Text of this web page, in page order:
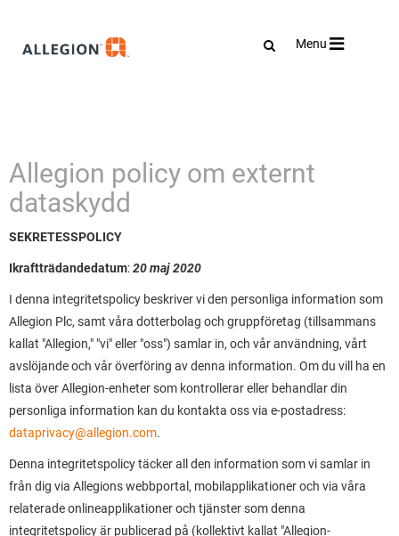
Toggle
Menu
Allegion policy om externt
dataskydd
SEKRETESSPOLICY
Ikraftträdandedatum:20 maj 2020
I denna integritetspolicy beskriver vi den personliga information som
Allegion Plc, samt våra dotterbolag och gruppföretag (tillsammans
kallat "Allegion," "vi" eller "oss") samlar in, och vår användning, vårt
avslöjande och vår överföring av denna information. Om du vill ha en
lista över Allegion-enheter som kontrollerar eller behandlar din
personliga information kan du kontakta oss via e-postadress:
dataprivacy@allegion.com.
Denna integritetspolicy täcker all den information som vi samlar in
från dig via Allegions webbportal, mobilapplikationer och via våra
relaterade onlineapplikationer och tjänster som denna
integritetspolicy är publicerad på (kollektivt kallat "Allegion-